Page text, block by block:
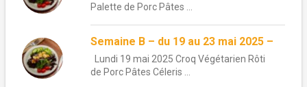
Palette de Porc Pâtes ...
Semaine B – du 19 au 23 mai 2025 –
Lundi 19 mai 2025 Croq Végétarien Rôti
de Porc Pâtes Céleris ...